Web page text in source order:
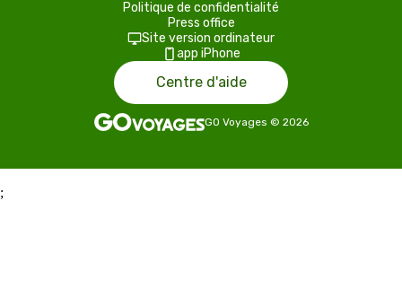
Politique de confidentialité
Press office
Site version ordinateur
app iPhone
Centre d'aide
GO Voyages © 2026
;